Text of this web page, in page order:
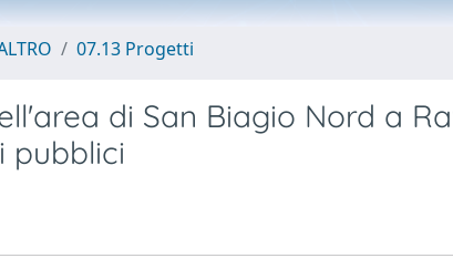
07.13 Progetti
di San Biagio Nord a
pubblici